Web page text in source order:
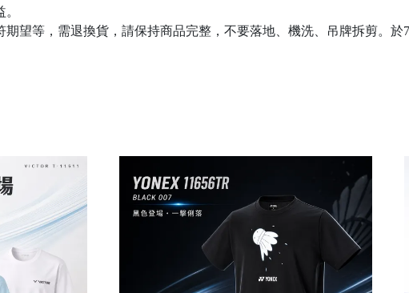
望等，需退換貨，請保持商品完整，不要落地、機洗、吊牌拆剪。於